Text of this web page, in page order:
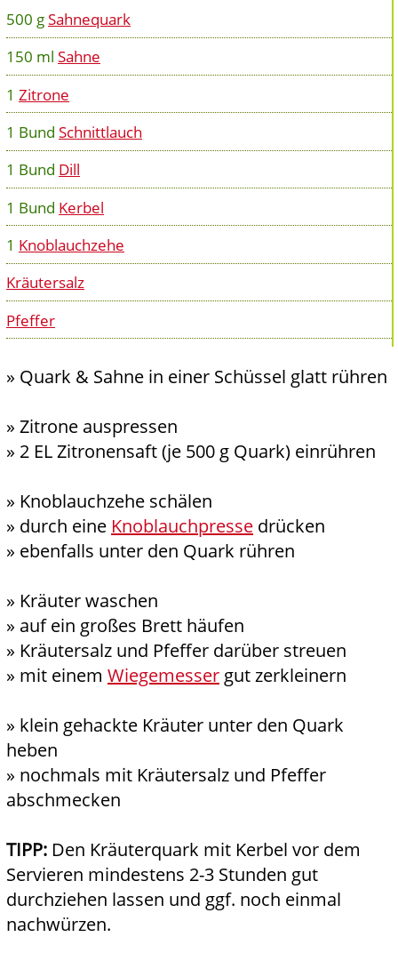
500 gSahnequark
150 ml Sahne
1 Zitrone
1 Bund Schnittlauch
1 Bund Dill
1 Bund Kerbel
1 Knoblauchzehe
Kräutersalz
Pfeffer
» Quark & Sahne in einer Schüssel glatt rühren
» Zitrone auspressen
» 2 EL Zitronensaft (je 500 g Quark) einrühren
» Knoblauchzehe schälen
» durch eine Knoblauchpresse drücken
» ebenfalls unter den Quark rühren
» Kräuter waschen
» auf ein großes Brett häufen
» Kräutersalz und Pfeffer darüber streuen
» mit einem Wiegemesser gut zerkleinern
» klein gehackte Kräuter unter den Quark
heben
» nochmals mit Kräutersalz und Pfeffer
abschmecken
TIPP: Den Kräuterquark mit Kerbel vor dem
Servieren mindestens 2-3 Stunden gut
durchziehen lassen und ggf. noch einmal
nachwürzen.